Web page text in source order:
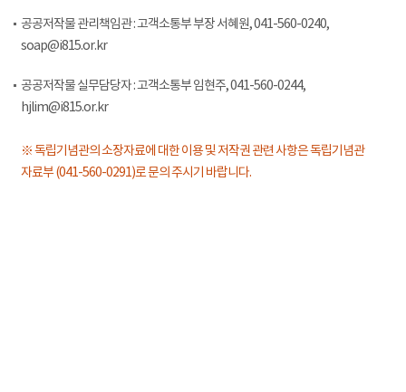
공공저작물 관리책임관 : 고객소통부 부장 서혜원, 041-560-0240,
soap@i815.or.kr
공공저작물 실무담당자 : 고객소통부 임현주, 041-560-0244,
hjlim@i815.or.kr
※ 독립기념관의 소장자료에 대한 이용 및 저작권 관련 사항은 독립기념관
자료부 (041-560-0291)로 문의 주시기 바랍니다.